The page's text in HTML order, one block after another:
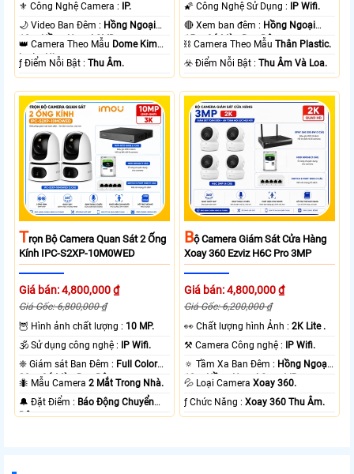
⚜️ Công Nghệ Camera :
IP.
🌙 Video Ban Đêm : Hồng Ngoại
10m Hồng Ngoại SMD.
👑 Camera Theo Mẫu Dome Kim
loại + Nhựa.
️ƒ Điểm Nỗi Bật :Thu Âm.
🌠 Công Nghệ Sử Dụng :
IP Wifi.
🔴 Xem ban đêm : Hồng Ngoại
15m Có Màu Ban Ðêm.
⛓ Camera Theo MẫuThân Plastic.
️☣️ Điểm Nỗi Bật :Thu Âm Và Loa.
TRọn Bộ Camera Quan Sát 2 Ống
Kính IPC-S2XP-10M0WED
Giá bán: 4,800,000 ₫
Giá Gốc: 6,800,000 ₫
🦉 Hình ảnh chất lượng : 10 MP.
🕉️ Sử dụng công nghệ : IP Wifi.
❈ Giám sát Ban Đêm : Full Color
20m Có Màu Ban Ðêm.
🐜 Mẫu Camera2 Mắt Trong Nhà.
️🔔 Đặt Điểm : Báo Động Chuyển
Động.
BỘ Camera Giám Sát Cửa Hàng
Xoay 360 Ezviz H6C Pro 3MP
Giá bán: 4,800,000 ₫
Giá Gốc: 6,200,000 ₫
️👀 Chất lượng hình Ảnh :2K Lite .
⚒ Camera Công nghệ : IP Wifi.
🔅 Tầm Xa Ban Đêm : Hồng Ngoại
10m Hồng Ngoại Smart IR.
💦 Loại CameraXoay 360.
️ƒ Chức Năng :Xoay 360 Thu Âm.